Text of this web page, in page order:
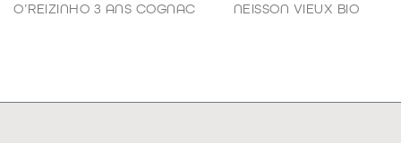
O’REIZINHO 3 ANS COGNAC NEISSON VIEUX BIO